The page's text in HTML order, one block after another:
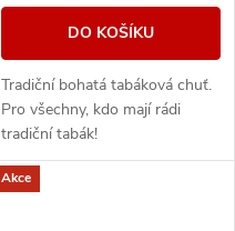
DO KOŠÍKU
Tradiční bohatá tabáková chuť.
Pro všechny, kdo mají rádi
tradiční tabák!
Akce